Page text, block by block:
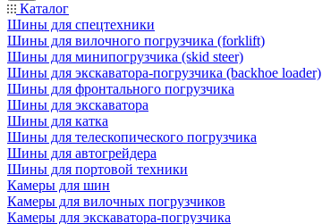
Каталог
Шины для спецтехники
Шины для вилочного погрузчика (forklift)
Шины для минипогрузчика (skid steer)
Шины для экскаватора-погрузчика (backhoe loader)
Шины для фронтального погрузчика
Шины для экскаватора
Шины для катка
Шины для телескопического погрузчика
Шины для автогрейдера
Шины для портовой техники
Камеры для шин
Камеры для вилочных погрузчиков
Камеры для экскаватора-погрузчика